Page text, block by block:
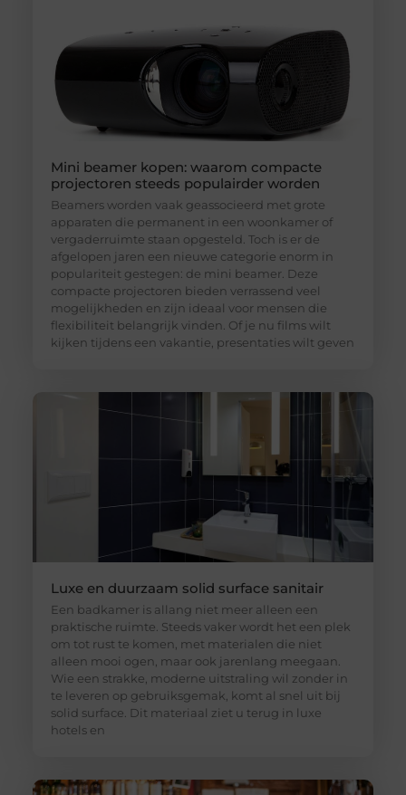
Mini beamer kopen: waarom compacte
projectoren steeds populairder worden
Beamers worden vaak geassocieerd met grote
apparaten die permanent in een woonkamer of
vergaderruimte staan opgesteld. Toch is er de
afgelopen jaren een nieuwe categorie enorm in
populariteit gestegen: de mini beamer. Deze
compacte projectoren bieden verrassend veel
mogelijkheden en zijn ideaal voor mensen die
flexibiliteit belangrijk vinden. Of je nu films wilt
kijken tijdens een vakantie, presentaties wilt geven
Luxe en duurzaam solid surface sanitair
Een badkamer is allang niet meer alleen een
praktische ruimte. Steeds vaker wordt het een plek
om tot rust te komen, met materialen die niet
alleen mooi ogen, maar ook jarenlang meegaan.
Wie een strakke, moderne uitstraling wil zonder in
te leveren op gebruiksgemak, komt al snel uit bij
solid surface. Dit materiaal ziet u terug in luxe
hotels en